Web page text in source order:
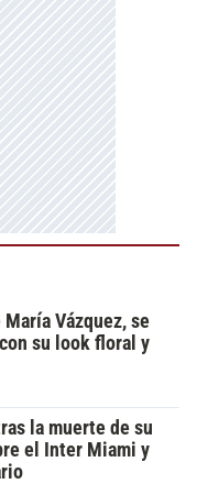
Vázquez, se
su look floral y
la muerte de su
el Inter Miami y